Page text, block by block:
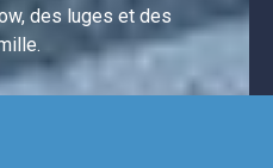
des luges et des